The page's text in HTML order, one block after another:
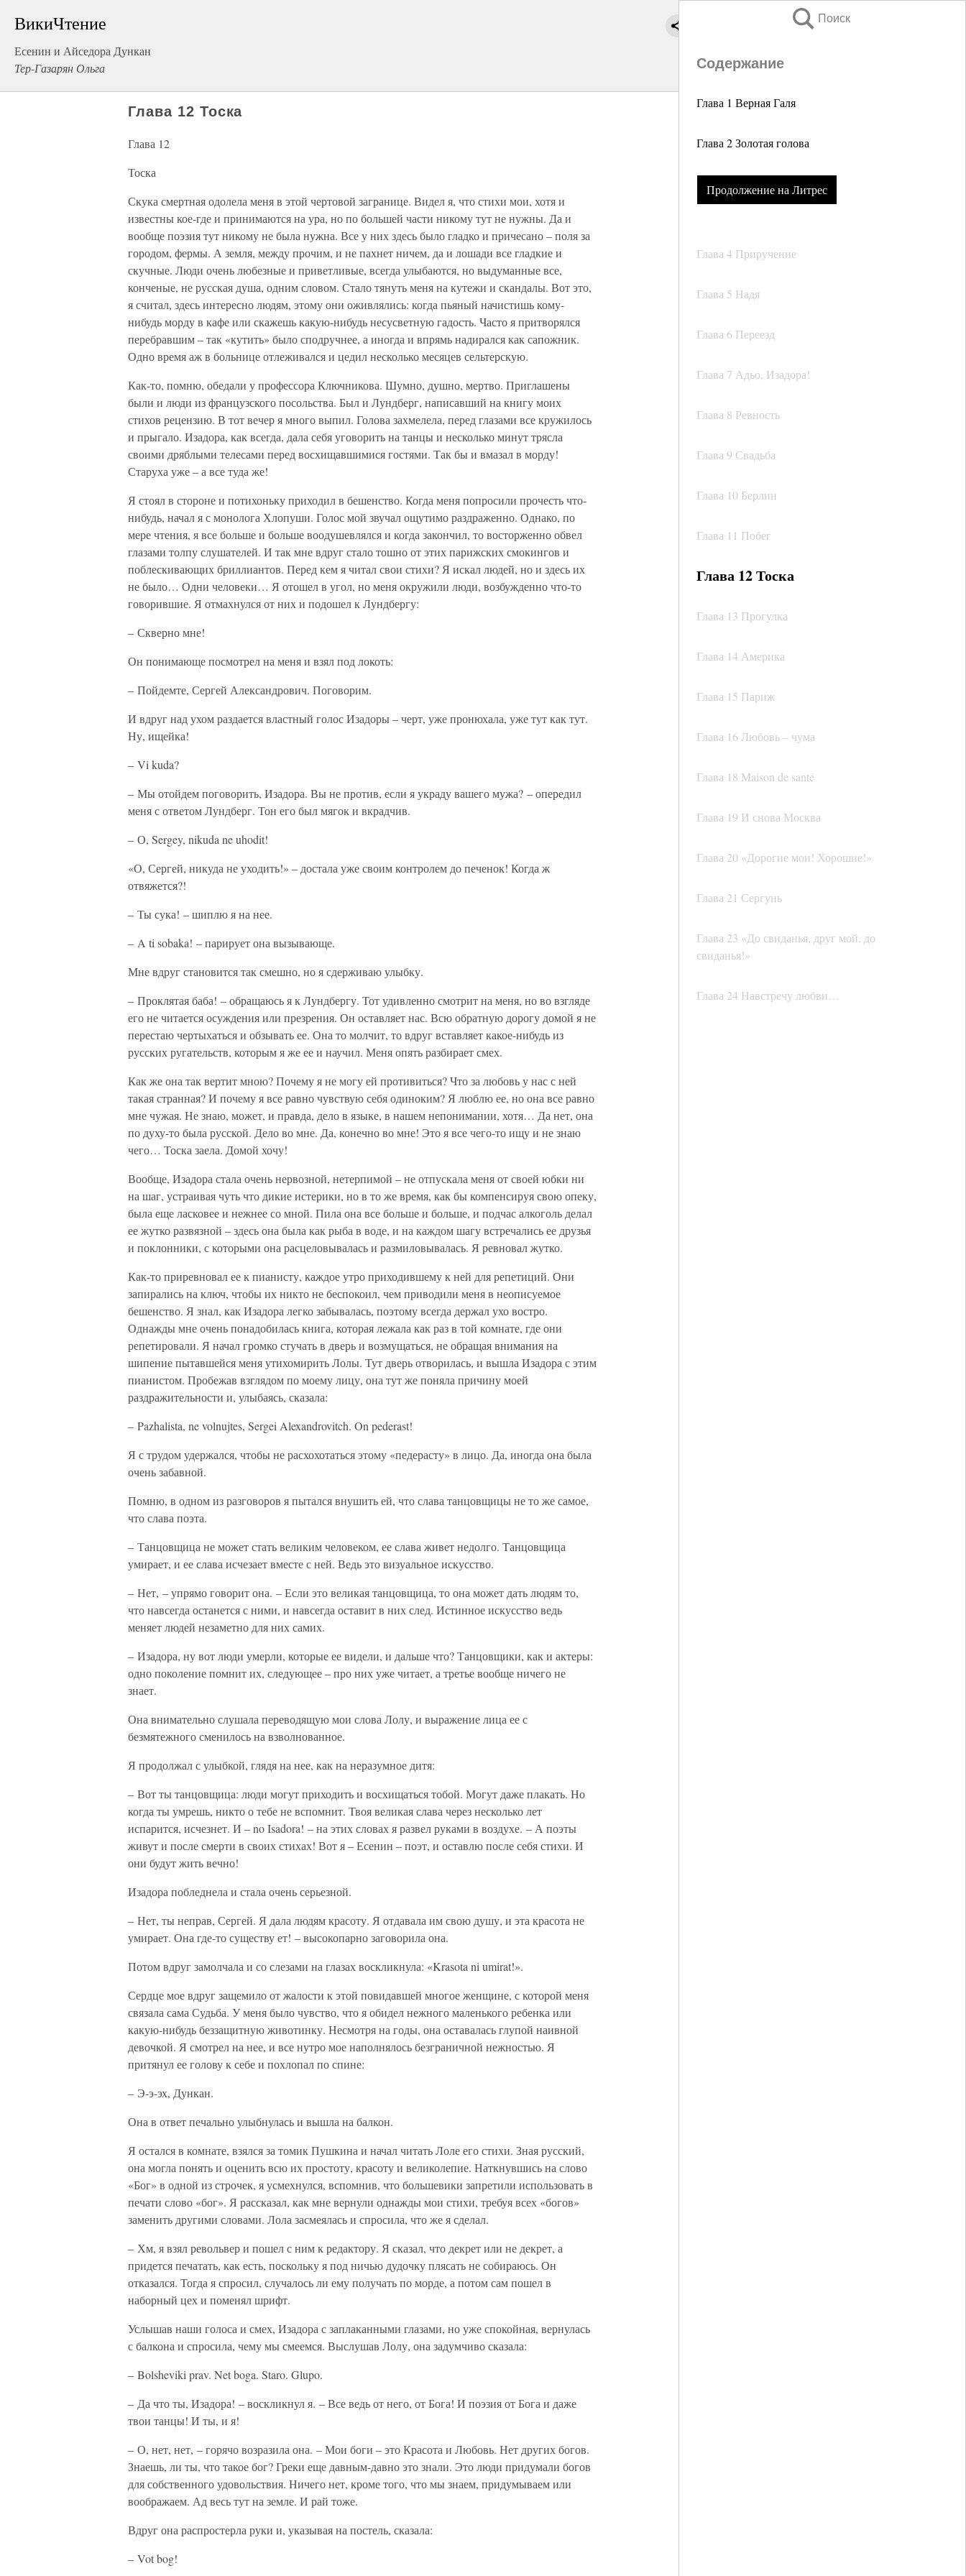
ВикиЧтение
Есенин и Айседора Дункан
Тер-Газарян Ольга
Поиск
Содержание
Глава 1 Верная Галя
Глава 2 Золотая голова
Продолжение на Литрес
Глава 4 Приручение
Глава 5 Надя
Глава 6 Переезд
Глава 7 Адьо, Изадора!
Глава 8 Ревность
Глава 9 Свадьба
Глава 10 Берлин
Глава 11 Побег
Глава 12 Тоска
Глава 13 Прогулка
Глава 14 Америка
Глава 15 Париж
Глава 16 Любовь – чума
Глава 18 Maison de santé
Глава 19 И снова Москва
Глава 20 «Дорогие мои! Хорошие!»
Глава 21 Сергунь
Глава 23 «До свиданья, друг мой, до
свиданья!»
Глава 24 Навстречу любви…
Глава 12 Тоска
Глава 12
Тоска
Скука смертная одолела меня в этой чертовой загранице. Видел я, что стихи мои, хотя и
известны кое-где и принимаются на ура, но по большей части никому тут не нужны. Да и
вообще поэзия тут никому не была нужна. Все у них здесь было гладко и причесано – поля за
городом, фермы. А земля, между прочим, и не пахнет ничем, да и лошади все гладкие и
скучные. Люди очень любезные и приветливые, всегда улыбаются, но выдуманные все,
конченые, не русская душа, одним словом. Стало тянуть меня на кутежи и скандалы. Вот это,
я считал, здесь интересно людям, этому они оживлялись: когда пьяный начистишь кому-
нибудь морду в кафе или скажешь какую-нибудь несусветную гадость. Часто я притворялся
перебравшим – так «кутить» было сподручнее, а иногда и впрямь надирался как сапожник.
Одно время аж в больнице отлеживался и цедил несколько месяцев сельтерскую.
Как-то, помню, обедали у профессора Ключникова. Шумно, душно, мертво. Приглашены
были и люди из французского посольства. Был и Лундберг, написавший на книгу моих
стихов рецензию. В тот вечер я много выпил. Голова захмелела, перед глазами все кружилось
и прыгало. Изадора, как всегда, дала себя уговорить на танцы и несколько минут трясла
своими дряблыми телесами перед восхищавшимися гостями. Так бы и вмазал в морду!
Старуха уже – а все туда же!
Я стоял в стороне и потихоньку приходил в бешенство. Когда меня попросили прочесть что-
нибудь, начал я с монолога Хлопуши. Голос мой звучал ощутимо раздраженно. Однако, по
мере чтения, я все больше и больше воодушевлялся и когда закончил, то восторженно обвел
глазами толпу слушателей. И так мне вдруг стало тошно от этих парижских смокингов и
поблескивающих бриллиантов. Перед кем я читал свои стихи? Я искал людей, но и здесь их
не было… Одни человеки… Я отошел в угол, но меня окружили люди, возбужденно что-то
говорившие. Я отмахнулся от них и подошел к Лундбергу:
– Скверно мне!
Он понимающе посмотрел на меня и взял под локоть:
– Пойдемте, Сергей Александрович. Поговорим.
И вдруг над ухом раздается властный голос Изадоры – черт, уже пронюхала, уже тут как тут.
Ну, ищейка!
– Vi kuda?
– Мы отойдем поговорить, Изадора. Вы не против, если я украду вашего мужа? – опередил
меня с ответом Лундберг. Тон его был мягок и вкрадчив.
– О, Sergey, nikuda ne uhodit!
«О, Сергей, никуда не уходить!» – достала уже своим контролем до печенок! Когда ж
отвяжется?!
– Ты сука! – шиплю я на нее.
– A ti sobaka! – парирует она вызывающе.
Мне вдруг становится так смешно, но я сдерживаю улыбку.
– Проклятая баба! – обращаюсь я к Лундбергу. Тот удивленно смотрит на меня, но во взгляде
его не читается осуждения или презрения. Он оставляет нас. Всю обратную дорогу домой я не
перестаю чертыхаться и обзывать ее. Она то молчит, то вдруг вставляет какое-нибудь из
русских ругательств, которым я же ее и научил. Меня опять разбирает смех.
Как же она так вертит мною? Почему я не могу ей противиться? Что за любовь у нас с ней
такая странная? И почему я все равно чувствую себя одиноким? Я люблю ее, но она все равно
мне чужая. Не знаю, может, и правда, дело в языке, в нашем непонимании, хотя… Да нет, она
по духу-то была русской. Дело во мне. Да, конечно во мне! Это я все чего-то ищу и не знаю
чего… Тоска заела. Домой хочу!
Вообще, Изадора стала очень нервозной, нетерпимой – не отпускала меня от своей юбки ни
на шаг, устраивая чуть что дикие истерики, но в то же время, как бы компенсируя свою опеку,
была еще ласковее и нежнее со мной. Пила она все больше и больше, и подчас алкоголь делал
ее жутко развязной – здесь она была как рыба в воде, и на каждом шагу встречались ее друзья
и поклонники, с которыми она расцеловывалась и размиловывалась. Я ревновал жутко.
Как-то приревновал ее к пианисту, каждое утро приходившему к ней для репетиций. Они
запирались на ключ, чтобы их никто не беспокоил, чем приводили меня в неописуемое
бешенство. Я знал, как Изадора легко забывалась, поэтому всегда держал ухо востро.
Однажды мне очень понадобилась книга, которая лежала как раз в той комнате, где они
репетировали. Я начал громко стучать в дверь и возмущаться, не обращая внимания на
шипение пытавшейся меня утихомирить Лолы. Тут дверь отворилась, и вышла Изадора с этим
пианистом. Пробежав взглядом по моему лицу, она тут же поняла причину моей
раздражительности и, улыбаясь, сказала:
– Pazhalista, ne volnujtes, Sergei Alexandrovitch. On pederast!
Я с трудом удержался, чтобы не расхохотаться этому «педерасту» в лицо. Да, иногда она была
очень забавной.
Помню, в одном из разговоров я пытался внушить ей, что слава танцовщицы не то же самое,
что слава поэта.
– Танцовщица не может стать великим человеком, ее слава живет недолго. Танцовщица
умирает, и ее слава исчезает вместе с ней. Ведь это визуальное искусство.
– Нет, – упрямо говорит она. – Если это великая танцовщица, то она может дать людям то,
что навсегда останется с ними, и навсегда оставит в них след. Истинное искусство ведь
меняет людей незаметно для них самих.
– Изадора, ну вот люди умерли, которые ее видели, и дальше что? Танцовщики, как и актеры:
одно поколение помнит их, следующее – про них уже читает, а третье вообще ничего не
знает.
Она внимательно слушала переводящую мои слова Лолу, и выражение лица ее с
безмятежного сменилось на взволнованное.
Я продолжал с улыбкой, глядя на нее, как на неразумное дитя:
– Вот ты танцовщица: люди могут приходить и восхищаться тобой. Могут даже плакать. Но
когда ты умрешь, никто о тебе не вспомнит. Твоя великая слава через несколько лет
испарится, исчезнет. И – no Isadora! – на этих словах я развел руками в воздухе. – А поэты
живут и после смерти в своих стихах! Вот я – Есенин – поэт, и оставлю после себя стихи. И
они будут жить вечно!
Изадора побледнела и стала очень серьезной.
– Нет, ты неправ, Сергей. Я дала людям красоту. Я отдавала им свою душу, и эта красота не
умирает. Она где-то существу ет! – высокопарно заговорила она.
Потом вдруг замолчала и со слезами на глазах воскликнула: «Krasota ni umirat!».
Сердце мое вдруг защемило от жалости к этой повидавшей многое женщине, с которой меня
связала сама Судьба. У меня было чувство, что я обидел нежного маленького ребенка или
какую-нибудь беззащитную животинку. Несмотря на годы, она оставалась глупой наивной
девочкой. Я смотрел на нее, и все нутро мое наполнялось безграничной нежностью. Я
притянул ее голову к себе и похлопал по спине:
– Э-э-эх, Дункан.
Она в ответ печально улыбнулась и вышла на балкон.
Я остался в комнате, взялся за томик Пушкина и начал читать Лоле его стихи. Зная русский,
она могла понять и оценить всю их простоту, красоту и великолепие. Наткнувшись на слово
«Бог» в одной из строчек, я усмехнулся, вспомнив, что большевики запретили использовать в
печати слово «бог». Я рассказал, как мне вернули однажды мои стихи, требуя всех «богов»
заменить другими словами. Лола засмеялась и спросила, что же я сделал.
– Хм, я взял револьвер и пошел с ним к редактору. Я сказал, что декрет или не декрет, а
придется печатать, как есть, поскольку я под ничью дудочку плясать не собираюсь. Он
отказался. Тогда я спросил, случалось ли ему получать по морде, а потом сам пошел в
наборный цех и поменял шрифт.
Услышав наши голоса и смех, Изадора с заплаканными глазами, но уже спокойная, вернулась
с балкона и спросила, чему мы смеемся. Выслушав Лолу, она задумчиво сказала:
– Bolsheviki prav. Net boga. Staro. Glupo.
– Да что ты, Изадора! – воскликнул я. – Все ведь от него, от Бога! И поэзия от Бога и даже
твои танцы! И ты, и я!
– О, нет, нет, – горячо возразила она. – Мои боги – это Красота и Любовь. Нет других богов.
Знаешь, ли ты, что такое бог? Греки еще давным-давно это знали. Это люди придумали богов
для собственного удовольствия. Ничего нет, кроме того, что мы знаем, придумываем или
воображаем. Ад весь тут на земле. И рай тоже.
Вдруг она распростерла руки и, указывая на постель, сказала:
– Vot bog!